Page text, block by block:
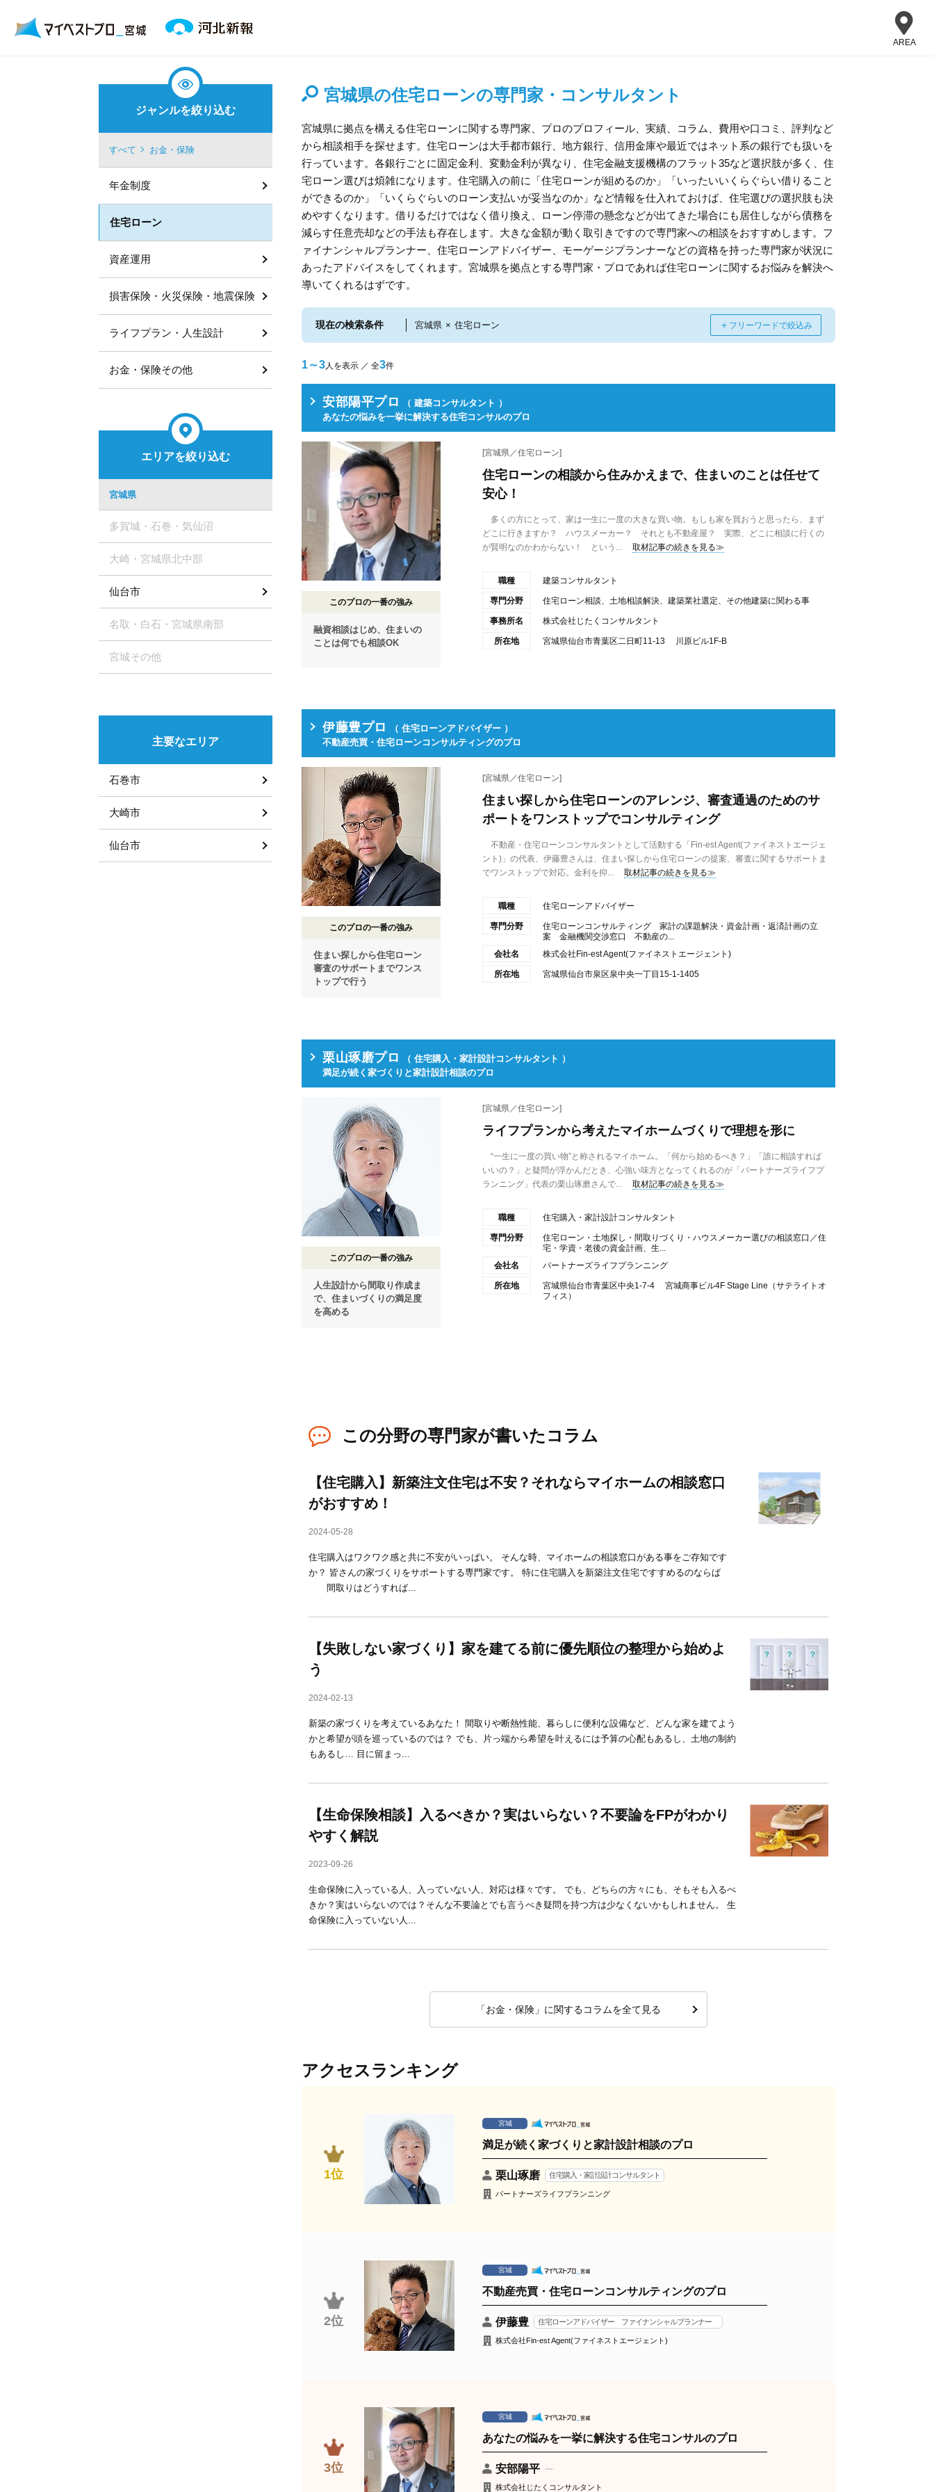
AREA
宮城県の住宅ローンの専門家・コンサルタント
宮城県に拠点を構える住宅ローンに関する専門家、プロのプロフィール、実績、コラム、費用や口コミ、評判など
から相談相手を探せます。住宅ローンは大手都市銀行、地方銀行、信用金庫や最近ではネット系の銀行でも扱いを
行っています。各銀行ごとに固定金利、変動金利が異なり、住宅金融支援機構のフラット35など選択肢が多く、住
宅ローン選びは煩雑になります。住宅購入の前に「住宅ローンが組めるのか」「いったいいくらぐらい借りること
ができるのか」「いくらぐらいのローン支払いが妥当なのか」など情報を仕入れておけば、住宅選びの選択肢も決
めやすくなります。借りるだけではなく借り換え、ローン停滞の懸念などが出てきた場合にも居住しながら債務を
減らす任意売却などの手法も存在します。大きな金額が動く取引きですので専門家への相談をおすすめします。フ
ァイナンシャルプランナー、住宅ローンアドバイザー、モーゲージプランナーなどの資格を持った専門家が状況に
あったアドバイスをしてくれます。宮城県を拠点とする専門家・プロであれば住宅ローンに関するお悩みを解決へ
導いてくれるはずです。
現在の検索条件 宮城県 × 住宅ローン ＋ フリーワードで絞込み
1～3人を表示 ／ 全3件
安部陽平プロ
（ 建築コンサルタント ）
あなたの悩みを一挙に解決する住宅コンサルのプロ
このプロの一番の強み
融資相談はじめ、住まいの
ことは何でも相談OK
[宮城県／住宅ローン]
住宅ローンの相談から住みかえまで、住まいのことは任せて
安心！
多くの方にとって、家は一生に一度の大きな買い物。もしも家を買おうと思ったら、まず
どこに行きますか？ ハウスメーカー？ それとも不動産屋？ 実際、どこに相談に行くの
が賢明なのかわからない！ という...
取材記事の続きを見る≫
職種 建築コンサルタント
専門分野 住宅ローン相談、土地相談解決、建築業社選定、その他建築に関わる事
事務所名 株式会社じたくコンサルタント
所在地 宮城県仙台市青葉区二日町11-13 川原ビル1F-B
伊藤豊プロ
（ 住宅ローンアドバイザー ）
不動産売買・住宅ローンコンサルティングのプロ
このプロの一番の強み
住まい探しから住宅ローン
審査のサポートまでワンス
トップで行う
[宮城県／住宅ローン]
住まい探しから住宅ローンのアレンジ、審査通過のためのサ
ポートをワンストップでコンサルティング
不動産・住宅ローンコンサルタントとして活動する「Fin-est Agent(ファイネストエージェ
ント)」の代表、伊藤豊さんは、住まい探しから住宅ローンの提案、審査に関するサポートま
でワンストップで対応。金利を抑...
取材記事の続きを見る≫
職種 住宅ローンアドバイザー
専門分野
住宅ローンコンサルティング 家計の課題解決・資金計画・返済計画の立
案 金融機関交渉窓口 不動産の...
会社名
株式会社Fin-est Agent(ファイネストエージェント)
所在地 宮城県仙台市泉区泉中央一丁目15-1-1405
栗山琢磨プロ
（ 住宅購入・家計設計コンサルタント ）
満足が続く家づくりと家計設計相談のプロ
このプロの一番の強み
人生設計から間取り作成ま
で、住まいづくりの満足度
を高める
[宮城県／住宅ローン]
ライフプランから考えたマイホームづくりで理想を形に
“一生に一度の買い物”と称されるマイホーム。「何から始めるべき？」「誰に相談すれば
いいの？」と疑問が浮かんだとき、心強い味方となってくれるのが「パートナーズライフプ
ランニング」代表の栗山琢磨さんで...
取材記事の続きを見る≫
職種 住宅購入・家計設計コンサルタント
専門分野
住宅ローン・土地探し・間取りづくり・ハウスメーカー選びの相談窓口／住
宅・学資・老後の資金計画、生...
会社名
パートナーズライフプランニング
所在地
宮城県仙台市青葉区中央1-7-4 宮城商事ビル4F Stage Line（サテライトオ
フィス）
この分野の専門家が書いたコラム
【住宅購入】新築注文住宅は不安？それならマイホームの相談窓口
がおすすめ！
2024-05-28
住宅購入はワクワク感と共に不安がいっぱい。 そんな時、マイホームの相談窓口がある事をご存知です
か？ 皆さんの家づくりをサポートする専門家です。 特に住宅購入を新築注文住宅ですすめるのならば
間取りはどうすれば...
【失敗しない家づくり】家を建てる前に優先順位の整理から始めよ
う
2024-02-13
新築の家づくりを考えているあなた！ 間取りや断熱性能、暮らしに便利な設備など、どんな家を建てよう
かと希望が頭を巡っているのでは？ でも、片っ端から希望を叶えるには予算の心配もあるし、土地の制約
もあるし… 目に留まっ...
【生命保険相談】入るべきか？実はいらない？不要論をFPがわかり
やすく解説
2023-09-26
生命保険に入っている人、入っていない人、対応は様々です。 でも、どちらの方々にも、そもそも入るべ
きか？実はいらないのでは？そんな不要論とでも言うべき疑問を持つ方は少なくないかもしれません。 生
命保険に入っていない人...
「お金・保険」に関するコラムを全て見る
アクセスランキング
1位
宮城
満足が続く家づくりと家計設計相談のプロ
栗山琢磨 住宅購入・家計設計コンサルタント
パートナーズライフプランニング
2位
宮城
不動産売買・住宅ローンコンサルティングのプロ
伊藤豊 住宅ローンアドバイザー ファイナンシャルプランナー
株式会社Fin-est Agent(ファイネストエージェント)
3位
宮城
あなたの悩みを一挙に解決する住宅コンサルのプロ
安部陽平
株式会社じたくコンサルタント
ジャンルを絞り込む
すべて お金・保険
年金制度
住宅ローン
資産運用
損害保険・火災保険・地震保険
ライフプラン・人生設計
お金・保険その他
エリアを絞り込む
宮城県
多賀城・石巻・気仙沼
大崎・宮城県北中部
仙台市
名取・白石・宮城県南部
宮城その他
主要なエリア
石巻市
大崎市
仙台市